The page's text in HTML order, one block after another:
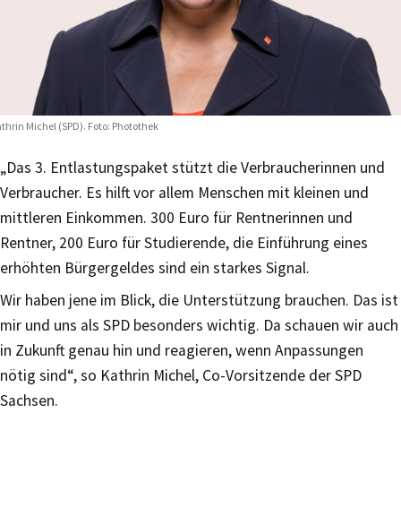
Michel (SPD). Foto: Photothek
„Das 3. Entlastungspaket stützt die Verbraucherinnen und
Verbraucher. Es hilft vor allem Menschen mit kleinen und
mittleren Einkommen. 300 Euro für Rentnerinnen und
Rentner, 200 Euro für Studierende, die Einführung eines
erhöhten Bürgergeldes sind ein starkes Signal.
Wir haben jene im Blick, die Unterstützung brauchen. Das ist
mir und uns als SPD besonders wichtig. Da schauen wir auch
in Zukunft genau hin und reagieren, wenn Anpassungen
nötig sind“, so Kathrin Michel, Co-Vorsitzende der SPD
Sachsen.